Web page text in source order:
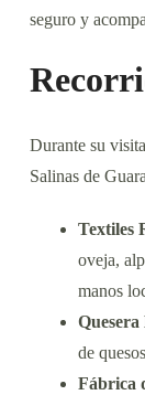
seguro y
Durante su
Salinas de
Textiles
oveja,
manos
de
Fábrica